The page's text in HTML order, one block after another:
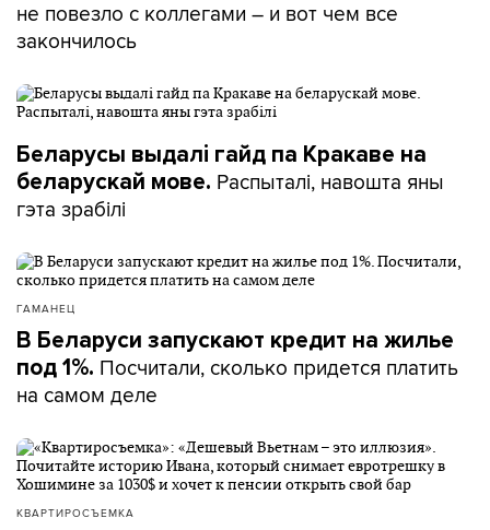
не повезло с коллегами – и вот чем все
закончилось
Беларусы выдалі гайд па Кракаве на
беларускай мове. Распыталі, навошта яны
гэта зрабілі
ГАМАНЕЦ
В Беларуси запускают кредит на жилье
под 1%. Посчитали, сколько придется платить
на самом деле
КВАРТИРОСЪЕМКА